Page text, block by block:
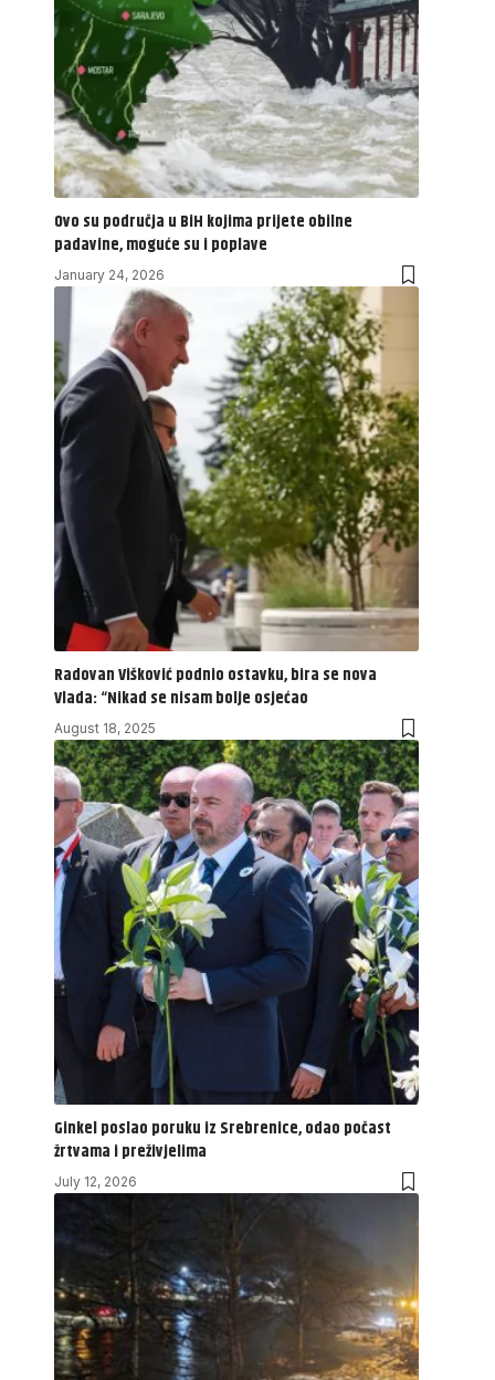
Ovo su područja u BiH kojima prijete obilne
padavine, moguće su i poplave
January 24, 2026
Radovan Višković podnio ostavku, bira se nova
Vlada: “Nikad se nisam bolje osjećao
August 18, 2025
Ginkel poslao poruku iz Srebrenice, odao počast
žrtvama i preživjelima
July 12, 2026